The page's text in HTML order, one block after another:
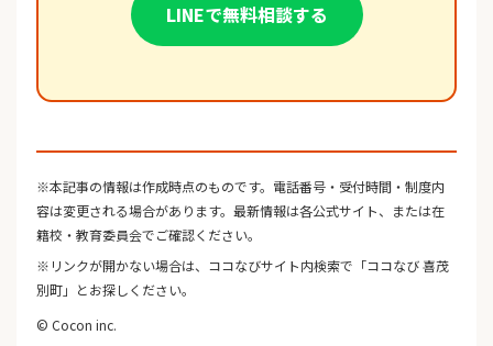
LINEで無料相談する
※本記事の情報は作成時点のものです。電話番号・受付時間・制度内
容は変更される場合があります。最新情報は各公式サイト、または在
籍校・教育委員会でご確認ください。
※リンクが開かない場合は、ココなびサイト内検索で「ココなび 喜茂
別町」とお探しください。
© Cocon inc.